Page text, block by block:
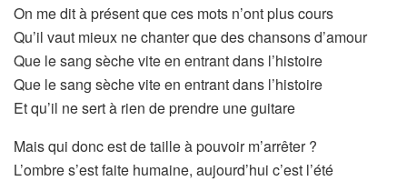
On me dit à présent que ces mots n’ont plus cours
Qu’il vaut mieux ne chanter que des chansons d’amour
Que le sang sèche vite en entrant dans l’histoire
Que le sang sèche vite en entrant dans l’histoire
Et qu’il ne sert à rien de prendre une guitare
Mais qui donc est de taille à pouvoir m’arrêter ?
L’ombre s’est faite humaine, aujourd’hui c’est l’été